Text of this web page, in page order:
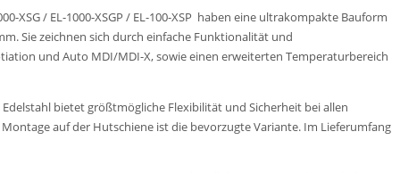
XSG / EL-1000-XSGP / EL-100-XSP haben eine ultrakompakte Bauform
Sie zeichnen sich durch einfache Funktionalität und
und Auto MDI/MDI-X, sowie einen erweiterten Temperaturbereich
Edelstahl bietet größtmögliche Flexibilität und Sicherheit bei allen
auf der Hutschiene ist die bevorzugte Variante. Im Lieferumfang